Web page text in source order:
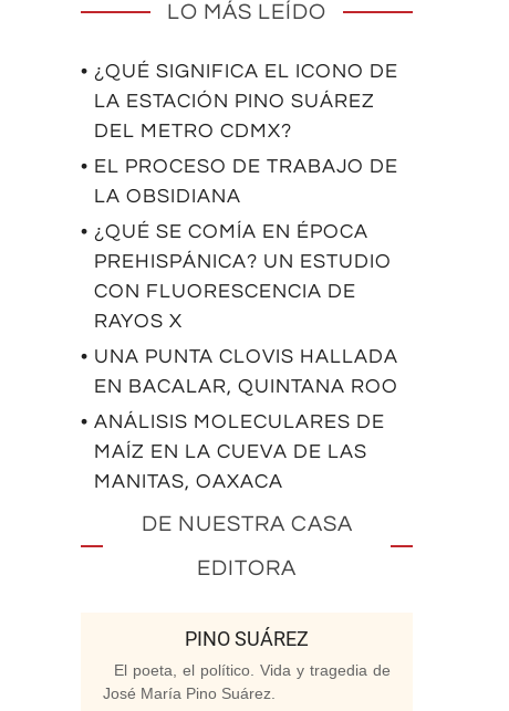
LO MÁS LEÍDO
• ¿QUÉ SIGNIFICA EL ICONO DE
LA ESTACIÓN PINO SUÁREZ
DEL METRO CDMX?
• EL PROCESO DE TRABAJO DE
LA OBSIDIANA
• ¿QUÉ SE COMÍA EN ÉPOCA
PREHISPÁNICA? UN ESTUDIO
CON FLUORESCENCIA DE
RAYOS X
• UNA PUNTA CLOVIS HALLADA
EN BACALAR, QUINTANA ROO
• ANÁLISIS MOLECULARES DE
MAÍZ EN LA CUEVA DE LAS
MANITAS, OAXACA
DE NUESTRA CASA
EDITORA
PINO SUÁREZ
El poeta, el político. Vida y tragedia de
José María Pino Suárez.